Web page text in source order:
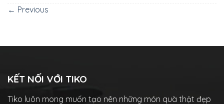
← Previous
KẾT NỐI VỚI TIKO
Tiko luôn mong muốn tạo nên những món quà thật đẹp